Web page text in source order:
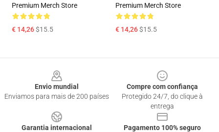
Premium Merch Store
€ 14,26$15.5
Premium Merch Store
€ 14,26$15.5
Envio mundial
Enviamos para mais de 200 países
Compre com confiança
Protegido 24/7, do clique à
entrega
Garantia internacional
Pagamento 100% seguro